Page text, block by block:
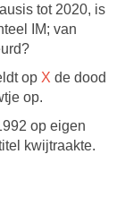
tot 2020, is
IM; van
op X de dood
op.
op eigen
kwijtraakte.